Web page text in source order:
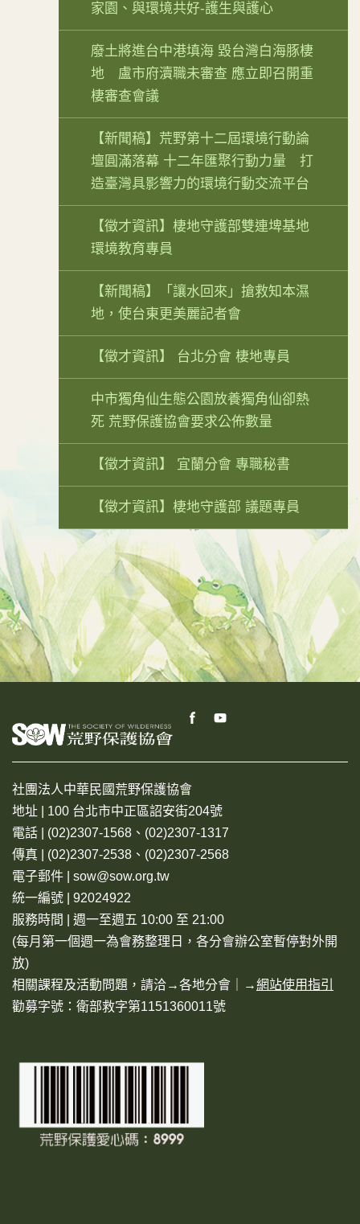
家園、與環境共好-護生與護心
廢土將進台中港填海 毀台灣白海豚棲
地 盧市府瀆職未審查 應立即召開重
棲審查會議
【新聞稿】荒野第十二屆環境行動論
壇圓滿落幕 十二年匯聚行動力量 打
造臺灣具影響力的環境行動交流平台
【徵才資訊】棲地守護部雙連埤基地
環境教育專員
【新聞稿】「讓水回來」搶救知本濕
地，使台東更美麗記者會
【徵才資訊】 台北分會 棲地專員
中市獨角仙生態公園放養獨角仙卻熱
死 荒野保護協會要求公佈數量
【徵才資訊】 宜蘭分會 專職秘書
【徵才資訊】棲地守護部 議題專員
社團法人中華民國荒野保護協會
地址 | 100 台北市中正區詔安街204號
電話 | (02)2307-1568、(02)2307-1317
傳真 | (02)2307-2538、(02)2307-2568
電子郵件 | sow@sow.org.tw
統一編號 | 92024922
服務時間 | 週一至週五 10:00 至 21:00
(每月第一個週一為會務整理日，各分會辦公室暫停對外開
放)
相關課程及活動問題，請洽→各地分會 ｜→網站使用指引
勸募字號：衛部救字第1151360011號